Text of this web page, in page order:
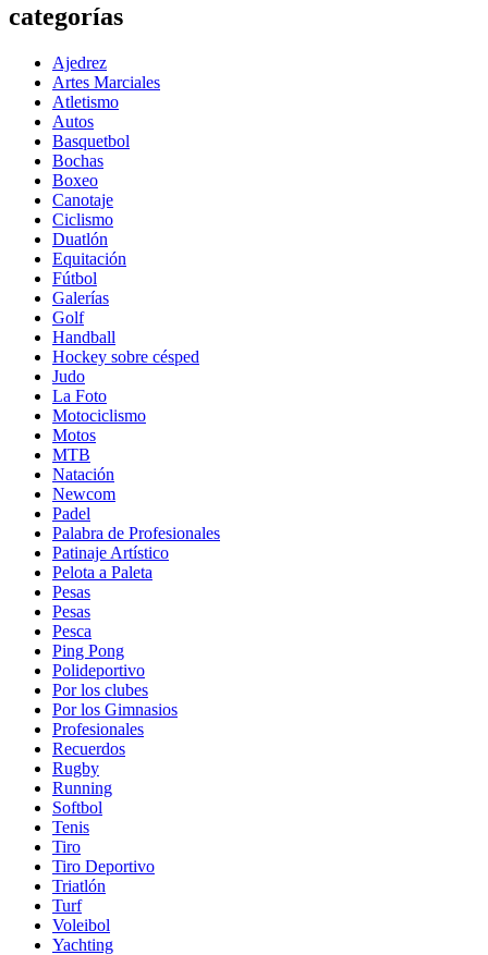
categorías
Ajedrez
Artes Marciales
Atletismo
Autos
Basquetbol
Bochas
Boxeo
Canotaje
Ciclismo
Duatlón
Equitación
Fútbol
Galerías
Golf
Handball
Hockey sobre césped
Judo
La Foto
Motociclismo
Motos
MTB
Natación
Newcom
Padel
Palabra de Profesionales
Patinaje Artístico
Pelota a Paleta
Pesas
Pesas
Pesca
Ping Pong
Polideportivo
Por los clubes
Por los Gimnasios
Profesionales
Recuerdos
Rugby
Running
Softbol
Tenis
Tiro
Tiro Deportivo
Triatlón
Turf
Voleibol
Yachting